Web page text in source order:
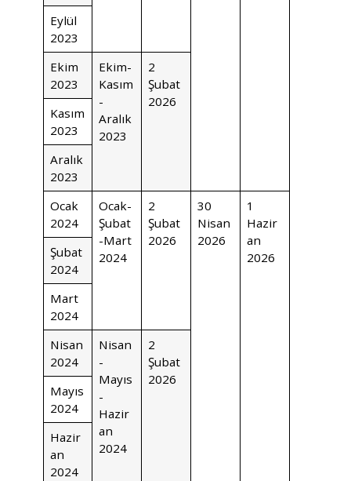
Eylül
2023
Ekim
2023
Ekim-
Kasım
-
Aralık
2023
2
Şubat
2026
Kasım
2023
Aralık
2023
Ocak
2024
Ocak-
Şubat
-Mart
2024
2
Şubat
2026
30
Nisan
2026
1
Hazir
an
2026
Şubat
2024
Mart
2024
Nisan
2024
Nisan
-
Mayıs
-
Hazir
an
2024
2
Şubat
2026
Mayıs
2024
Hazir
an
2024